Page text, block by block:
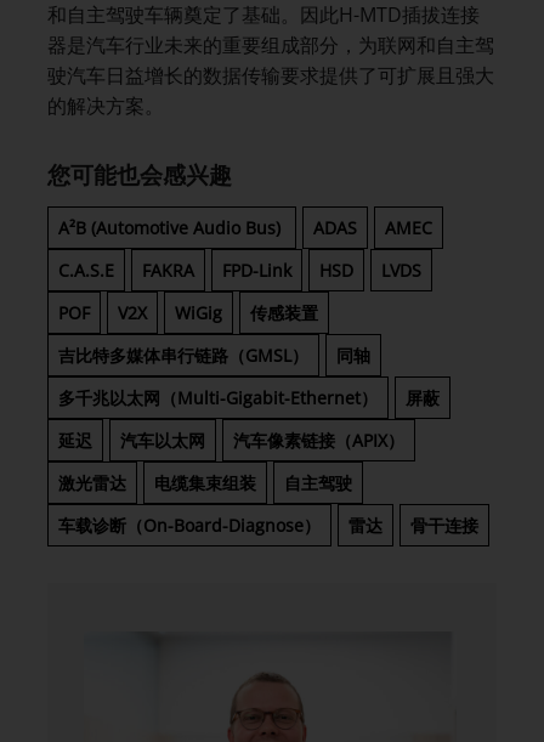
和自主驾驶车辆奠定了基础。因此H-MTD插拔连接
器是汽车行业未来的重要组成部分，为联网和自主驾
驶汽车日益增长的数据传输要求提供了可扩展且强大
的解决方案。
您可能也会感兴趣
A²B (Automotive Audio Bus) ADAS
AMEC
C.A.S.E
FAKRA FPD-Link HSD
LVDS
POF
V2X WiGig
传感装置
吉比特多媒体串行链路（GMSL）
同轴
多千兆以太网（Multi-Gigabit-Ethernet）
屏蔽
延迟
汽车以太网
汽车像素链接（APIX）
激光雷达
电缆集束组装
自主驾驶
车载诊断（On-Board-Diagnose）
雷达 骨干连接